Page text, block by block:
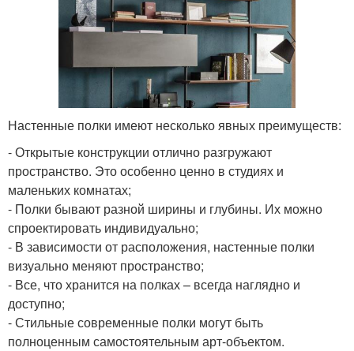
Настенные полки имеют несколько явных преимуществ:
- Открытые конструкции отлично разгружают
пространство. Это особенно ценно в студиях и
маленьких комнатах;
- Полки бывают разной ширины и глубины. Их можно
спроектировать индивидуально;
- В зависимости от расположения, настенные полки
визуально меняют пространство;
- Все, что хранится на полках – всегда наглядно и
доступно;
- Стильные современные полки могут быть
полноценным самостоятельным арт-объектом.